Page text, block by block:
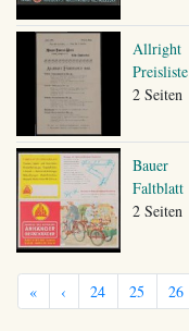
Allright
Preisliste
2 Seiten
Bauer
Faltblatt
2 Seiten
« ‹ 24 25 26